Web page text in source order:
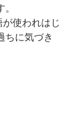
が使われはじ
ちに気づき